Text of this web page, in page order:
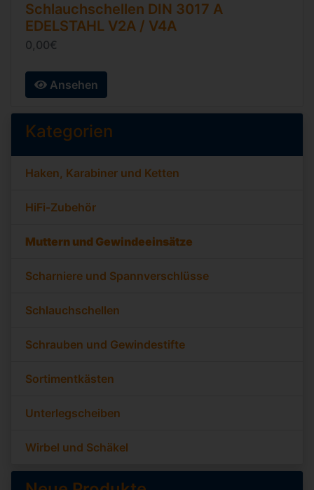
Schlauchschellen DIN 3017 A
EDELSTAHL V2A / V4A
0,00€
Ansehen
Kategorien
Haken, Karabiner und Ketten
HiFi-Zubehör
Muttern und Gewindeeinsätze
Scharniere und Spannverschlüsse
Schlauchschellen
Schrauben und Gewindestifte
Sortimentkästen
Unterlegscheiben
Wirbel und Schäkel